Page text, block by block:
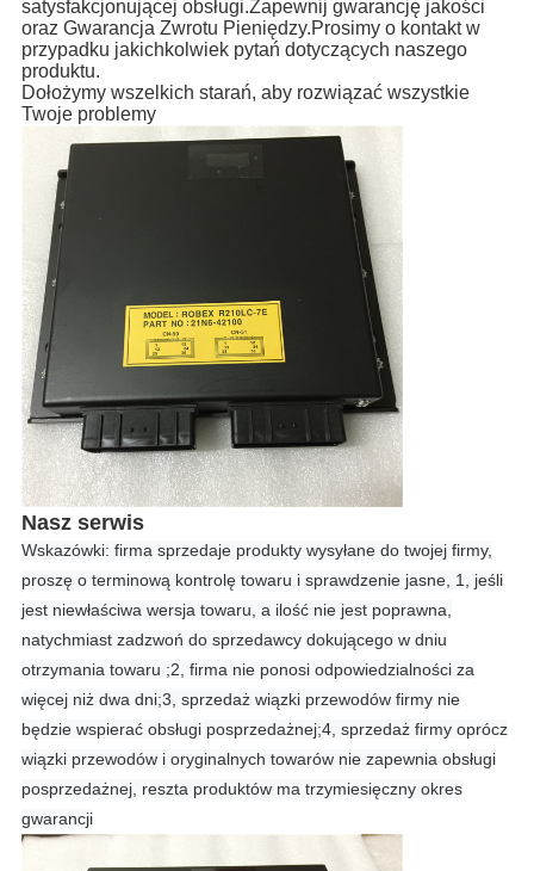
satysfakcjonującej obsługi.Zapewnij gwarancję jakości
oraz Gwarancja Zwrotu Pieniędzy.Prosimy o kontakt w
przypadku jakichkolwiek pytań dotyczących naszego
produktu.
Dołożymy wszelkich starań, aby rozwiązać wszystkie
Twoje problemy
Nasz serwis
Wskazówki: firma sprzedaje produkty wysyłane do twojej firmy,
proszę o terminową kontrolę towaru i sprawdzenie jasne, 1, jeśli
jest niewłaściwa wersja towaru, a ilość nie jest poprawna,
natychmiast zadzwoń do sprzedawcy dokującego w dniu
otrzymania towaru ;2, firma nie ponosi odpowiedzialności za
więcej niż dwa dni;3, sprzedaż wiązki przewodów firmy nie
będzie wspierać obsługi posprzedażnej;4, sprzedaż firmy oprócz
wiązki przewodów i oryginalnych towarów nie zapewnia obsługi
posprzedażnej, reszta produktów ma trzymiesięczny okres
gwarancji